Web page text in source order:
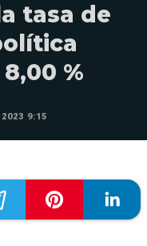
tasa de
%
2023 9:15